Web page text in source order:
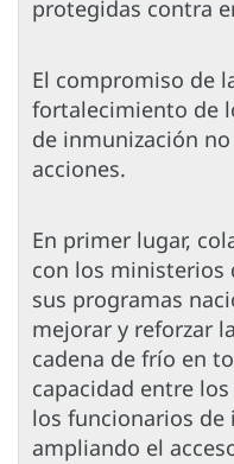
protegidas contra
El compromiso de
fortalecimiento de
de inmunización
acciones.
En primer lugar,
con los ministerios
sus programas
mejorar y reforzar
cadena de frío en
capacidad entre
los funcionarios de
ampliando el